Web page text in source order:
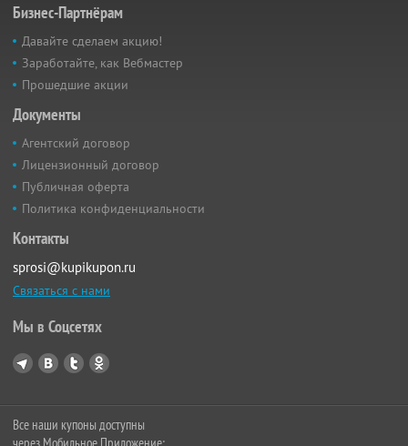
Бизнес-Партнёрам
Давайте сделаем акцию!
Заработайте, как Вебмастер
Прошедшие акции
Документы
Агентский договор
Лицензионный договор
Публичная оферта
Политика конфиденциальности
Контакты
sprosi@kupikupon.ru
Связаться с нами
Мы в Соцсетях
Все наши купоны доступны